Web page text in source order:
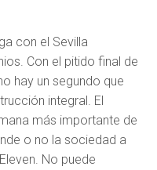
con el Sevilla
Con el pitido final de
hay un segundo que
integral. El
más importante de
o no la sociedad a
No puede